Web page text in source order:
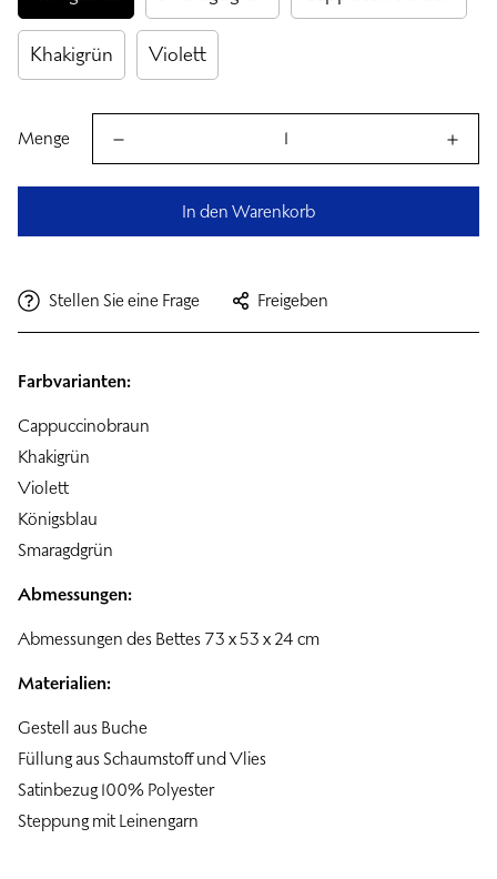
Khakigrün Violett
Menge
In den Warenkorb
Stellen Sie eine Frage Freigeben
Farbvarianten:
Cappuccinobraun
Khakigrün
Violett
Königsblau
Smaragdgrün
Abmessungen:
Abmessungen des Bettes 73 x 53 x 24 cm
Materialien:
Gestell aus Buche
Füllung aus Schaumstoff und Vlies
Satinbezug 100% Polyester
Steppung mit Leinengarn